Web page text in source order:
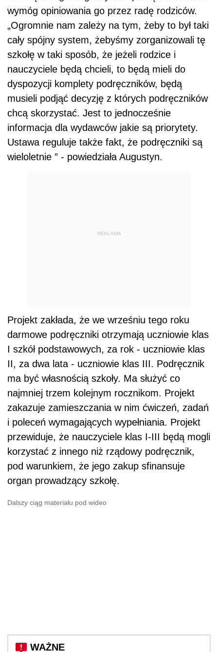
wymóg opiniowania go przez radę rodziców.
„Ogromnie nam zależy na tym, żeby to był taki
cały spójny system, żebyśmy zorganizowali tę
szkołę w taki sposób, że jeżeli rodzice i
nauczyciele będą chcieli, to będą mieli do
dyspozycji komplety podręczników, będą
musieli podjąć decyzję z których podręczników
chcą skorzystać. Jest to jednocześnie
informacja dla wydawców jakie są priorytety.
Ustawa reguluje także fakt, że podręczniki są
wieloletnie ” - powiedziała Augustyn.
REKLAMA
Projekt zakłada, że we wrześniu tego roku
darmowe podręczniki otrzymają uczniowie klas
I szkół podstawowych, za rok - uczniowie klas
II, za dwa lata - uczniowie klas III. Podręcznik
ma być własnością szkoły. Ma służyć co
najmniej trzem kolejnym rocznikom. Projekt
zakazuje zamieszczania w nim ćwiczeń, zadań
i poleceń wymagających wypełniania. Projekt
przewiduje, że nauczyciele klas I-III będą mogli
korzystać z innego niż rządowy podręcznik,
pod warunkiem, że jego zakup sfinansuje
organ prowadzący szkołę.
Dalszy ciąg materiału pod wideo